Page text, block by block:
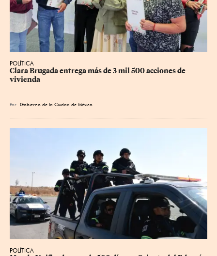
POLÍTICA
Clara Brugada entrega más de 3 mil 500 acciones de
vivienda
Por Gobierno de la Ciudad de México
POLÍTICA